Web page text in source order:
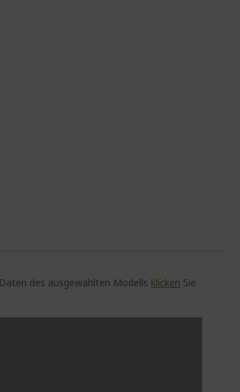
des ausgewählten Modells klicken Sie